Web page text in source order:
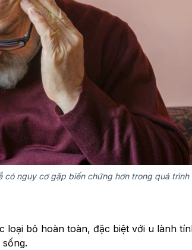
có nguy cơ gặp biến chứng hơn trong quá trình
loại bỏ hoàn toàn, đặc biệt với u lành